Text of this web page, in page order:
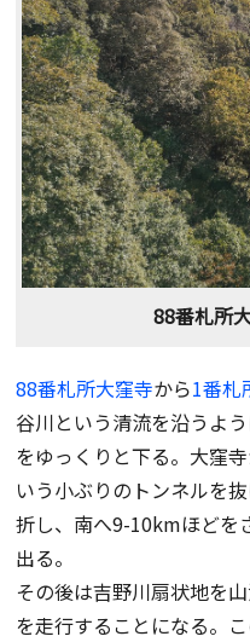
88番札所
88番札所大窪寺から1番札
谷川という清流を沿うよ
をゆっくりと下る。大窪
いう小ぶりのトンネルを
折し、南へ9-10kmほどを
出る。
その後は吉野川扇状地を
を走行することになる。